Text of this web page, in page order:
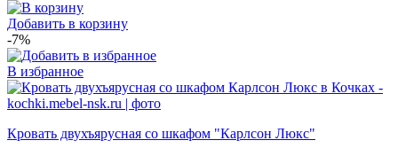
Добавить в корзину
-7%
В избранное
Кровать двухъярусная со шкафом "Карлсон Люкс"